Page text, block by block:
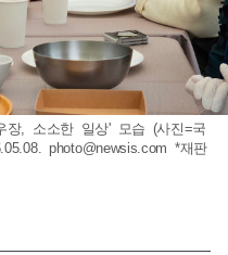
장, 소소한 일상' 모습 (사진=국
photo@newsis.com *재판